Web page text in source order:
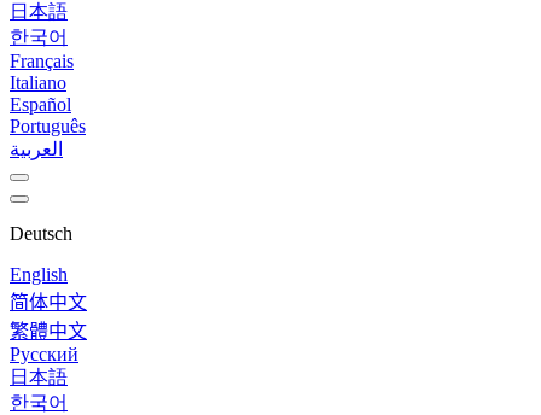
日本語
한국어
Français
Italiano
Español
Português
العربية
Deutsch
English
简体中文
繁體中文
Русский
日本語
한국어